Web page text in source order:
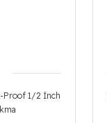
Proof 1/2 İnch